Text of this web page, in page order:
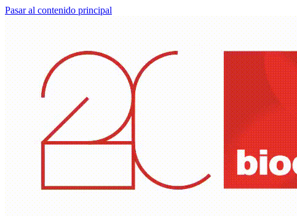
Pasar al contenido principal